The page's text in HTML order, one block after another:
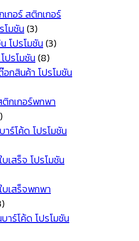
กอร์ สติกเกอร์
โมชัน (3)
โปรโมชัน (3)
ปรโมชัน (8)
กสินค้า โปรโมชัน
ติกเกอร์พกพา
ร์โค้ด โปรโมชัน
เสร็จ โปรโมชัน
บเสร็จพกพา
าร์โค้ด โปรโมชัน